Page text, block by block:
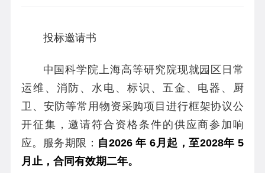
投标邀请书
中国科学院上海高等研究院现就园区日常
运维、消防、水电、标识、五金、电器、厨
卫、安防等常用物资采购项目进行框架协议公
开征集，邀请符合资格条件的供应商参加响
应。服务期限： 自2026年 6月 起，至2028年 5
月 止，合同有效期二年。